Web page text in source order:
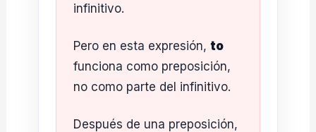
infinitivo.
Pero en esta expresión,to
funciona como preposición,
no como parte del infinitivo.
Después de una preposición,